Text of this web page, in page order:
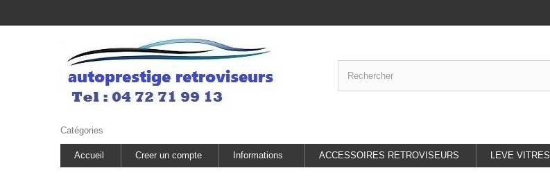
Catégories
Accueil Creer un compte Informations ACCESSOIRES RETROVISEURS LEVE VITRES